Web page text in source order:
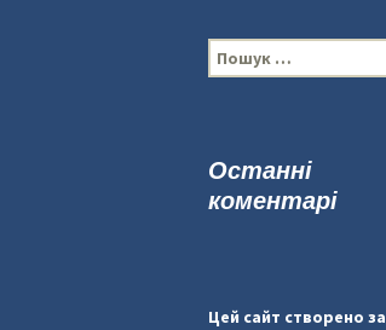
П
о
:Останні
коментарі
Цей сайт створено за